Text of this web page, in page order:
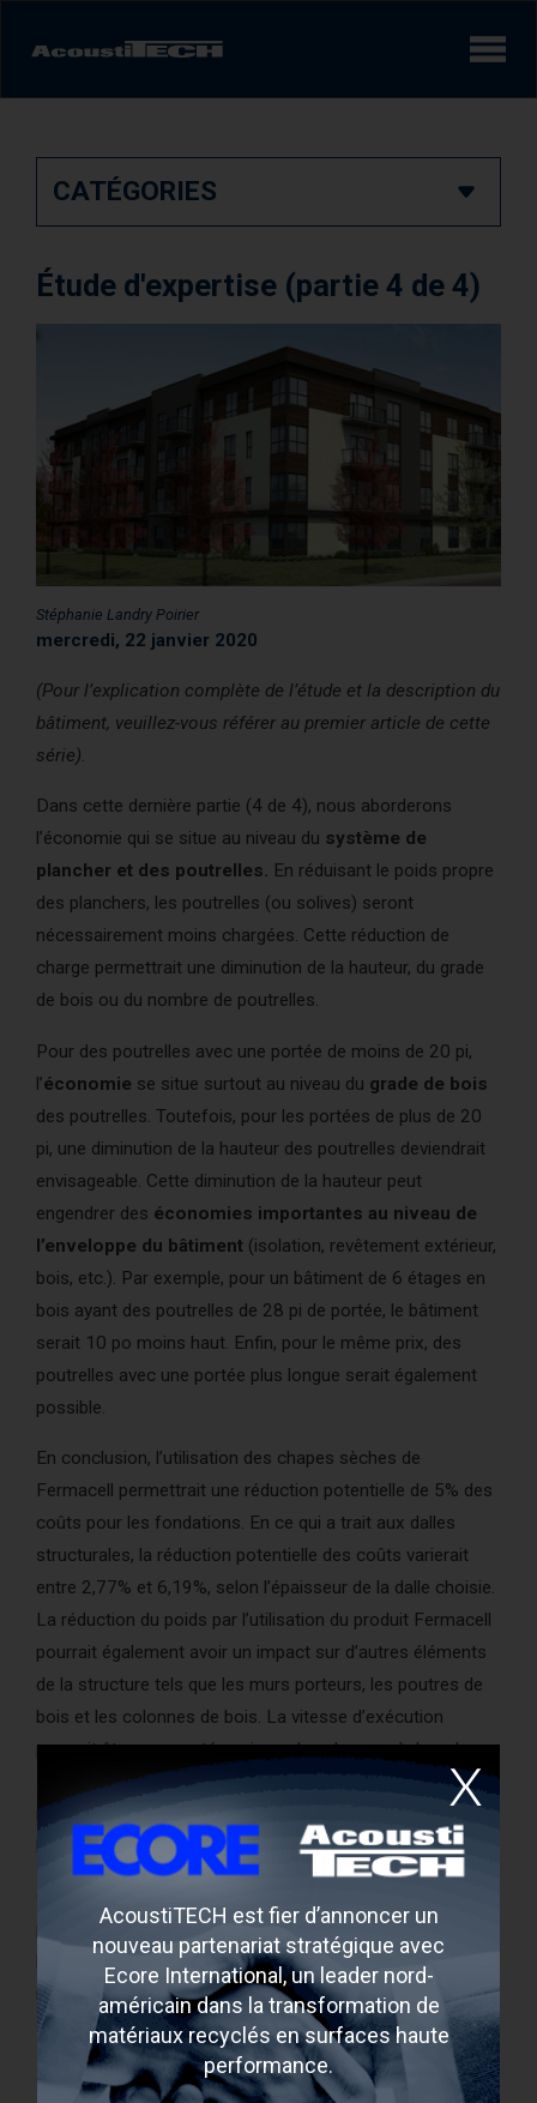
Services et solutions
Réalisations/Études de cas
Expérience sonore AcoustiINDEX
Où acheter
À propos Contact
Étude d'expertise (partie 4 de 4)
Stéphanie Landry Poirier
mercredi, 22 janvier 2020
(Pour l’explication complète de l’étude et la description du
bâtiment, veuillez-vous référer au premier article de cette
série).
Dans cette dernière partie (4 de 4), nous aborderons
l’économie qui se situe au niveau du système de
plancher et des poutrelles. En réduisant le poids propre
des planchers, les poutrelles (ou solives) seront
nécessairement moins chargées. Cette réduction de
charge permettrait une diminution de la hauteur, du grade
de bois ou du nombre de poutrelles.
Pour des poutrelles avec une portée de moins de 20 pi,
l’économie se situe surtout au niveau du grade de bois
des poutrelles. Toutefois, pour les portées de plus de 20
pi, une diminution de la hauteur des poutrelles deviendrait
envisageable. Cette diminution de la hauteur peut
engendrer des économies importantes au niveau de
l’enveloppe du bâtiment (isolation, revêtement extérieur,
bois, etc.). Par exemple, pour un bâtiment de 6 étages en
bois ayant des poutrelles de 28 pi de portée, le bâtiment
serait 10 po moins haut. Enfin, pour le même prix, des
poutrelles avec une portée plus longue serait également
possible.
En conclusion, l’utilisation des chapes sèches de
Fermacell permettrait une réduction potentielle de 5% des
coûts pour les fondations. En ce qui a trait aux dalles
structurales, la réduction potentielle des coûts varierait
entre 2,77% et 6,19%, selon l’épaisseur de la dalle choisie.
La réduction du poids par l’utilisation du produit Fermacell
pourrait également avoir un impact sur d’autres éléments
de la structure tels que les murs porteurs, les poutres de
bois et les colonnes de bois. La vitesse d’exécution
pourrait être augmentée puisque les chapes sèches de
Fermacell n’ont pas besoin de cure de séchage. Par le fait
même, l’apport d’humidité dans le bâtiment serait limité car
les chapes sont sèches à leur arrivée au chantier.
peuvent être reproduites dans tous les projets ou toutes
les situations et ne remplace en aucun cas l’expertise d’un
ingénieur en structure.
Pour en apprendre davantage, téléchargez le rapport
d'expertise GRATUIT (version complète)
CATÉGORIES
AcoustiTECH est fier d’annoncer un
nouveau partenariat stratégique avec
Ecore International, un leader nord-
américain dans la transformation de
matériaux recyclés en surfaces haute
performance.